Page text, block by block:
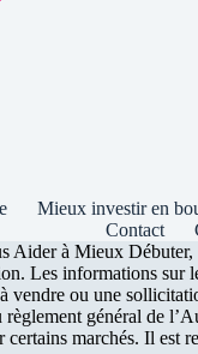
Mieux investir en
Contact
à Mieux
Les informations
ou une
général de
marchés. Il est